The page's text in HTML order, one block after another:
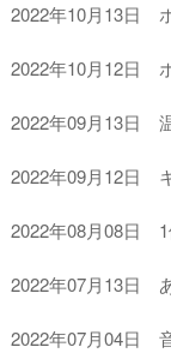
2022年10月13日
2022年10月12日
2022年09月13日
2022年09月12日
2022年08月08日 1
2022年07月13日
2022年07月04日